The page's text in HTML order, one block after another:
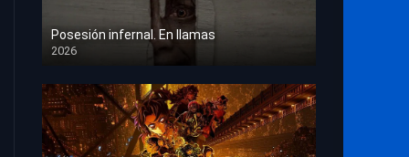
Posesión infernal. En llamas
2026
HD 1080p